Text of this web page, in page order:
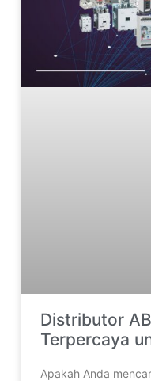
Distributor
Terpercaya
Apakah Anda